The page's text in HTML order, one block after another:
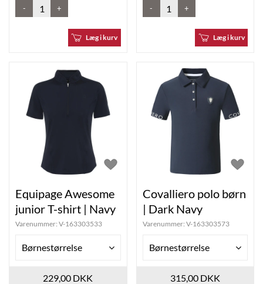
- +
Læg i kurv
- +
Læg i kurv
Equipage Awesome
junior T-shirt | Navy
Varenummer: V-163303533
Børnestørrelse
229,00 DKK
Covalliero polo børn
| Dark Navy
Varenummer: V-163303573
Børnestørrelse
315,00 DKK